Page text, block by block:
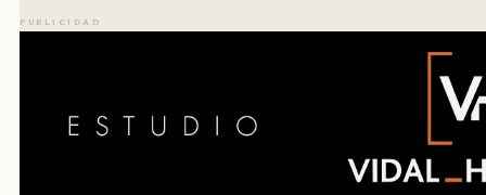
PUBLICIDAD